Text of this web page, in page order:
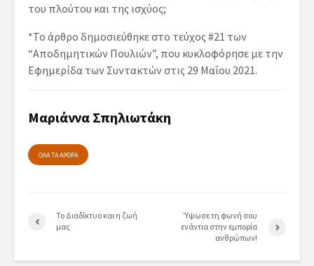
του πλούτου και της ισχύος;
*Το άρθρο δημοσιεύθηκε στο τεύχος #21 των
“Αποδημητικών Πουλιών”, που κυκλοφόρησε με την
Εφημερίδα των Συντακτών στις 29 Μαΐου 2021.
Μαριάννα Σπηλιωτάκη
ΟΛΑ ΤΑ ΑΡΘΡΑ
Το Διαδίκτυο και η ζωή
μας
Ύψωσε τη φωνή σου
ενάντια στην εμπορία
ανθρώπων!